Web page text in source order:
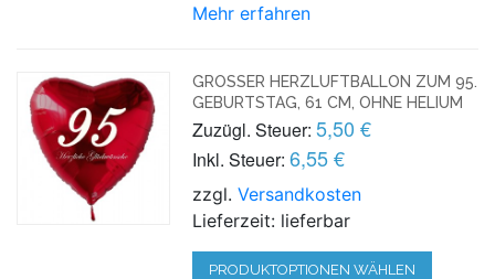
Mehr erfahren
GROSSER HERZLUFTBALLON ZUM 95. G
EBURTSTAG, 61 CM, OHNE HELIUM
Zuzügl. Steuer: 5,50 €
Inkl. Steuer: 6,55 €
zzgl.Versandkosten
Lieferzeit: lieferbar
PRODUKTOPTIONEN WÄHLEN